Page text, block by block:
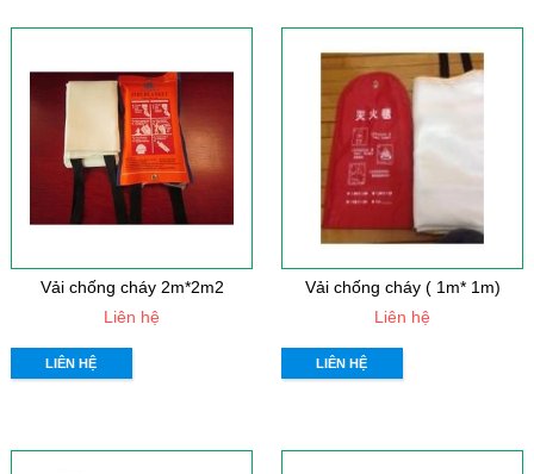
Vải chống cháy 2m*2m2
Liên hệ
LIÊN HỆ
Vải chống cháy ( 1m* 1m)
Liên hệ
LIÊN HỆ